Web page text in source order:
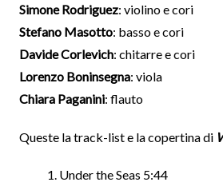
Simone Rodriguez: violino e cori
Stefano Masotto: basso e cori
Davide Corlevich: chitarre e cori
Lorenzo Boninsegna: viola
Chiara Paganini: flauto
Queste la track-list e la copertina di
Under the Seas 5:44